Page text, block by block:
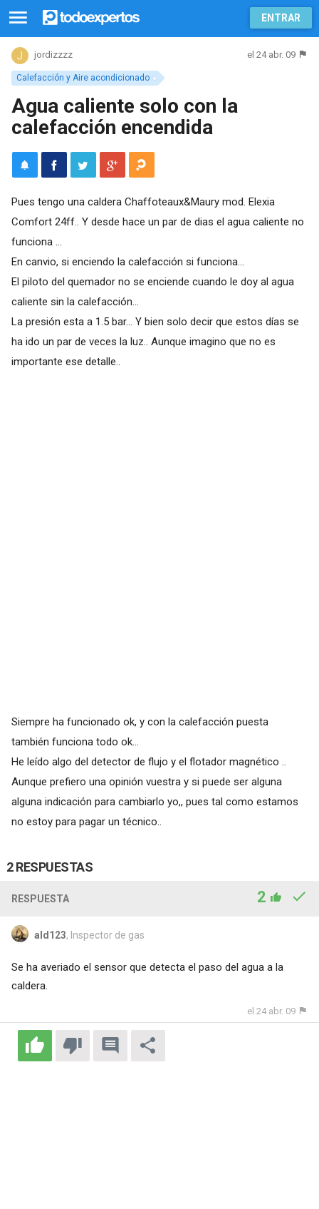
ENTRAR
Calefacción y Aire acondicionado
jordizzzz el 24 abr. 09
Agua caliente solo con la
calefacción encendida
Pues tengo una caldera Chaffoteaux&Maury mod. Elexia
Comfort 24ff.. Y desde hace un par de dias el agua caliente no
funciona ...
En canvio, si enciendo la calefacción si funciona...
El piloto del quemador no se enciende cuando le doy al agua
caliente sin la calefacción...
La presión esta a 1.5 bar... Y bien solo decir que estos días se
ha ido un par de veces la luz.. Aunque imagino que no es
importante ese detalle..
Siempre ha funcionado ok, y con la calefacción puesta
también funciona todo ok...
He leído algo del detector de flujo y el flotador magnético ..
Aunque prefiero una opinión vuestra y si puede ser alguna
alguna indicación para cambiarlo yo,, pues tal como estamos
no estoy para pagar un técnico..
2 RESPUESTAS
RESPUESTA 2
ald123, Inspector de gas
Se ha averiado el sensor que detecta el paso del agua a la
caldera.
el 24 abr. 09